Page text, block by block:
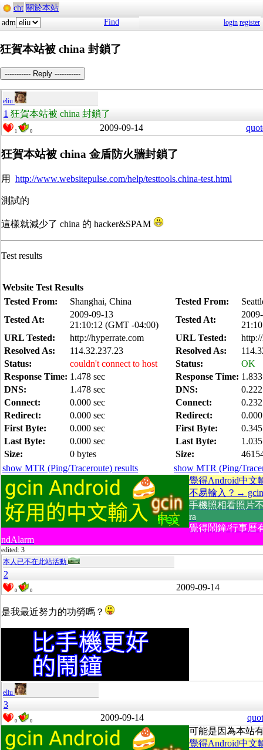
cht 關於本站
adm
Find login register
狂賀本站被 china 封鎖了
----------- Reply -----------
eliu
1 狂賀本站被 china 封鎖了
1 0 2009-09-14
狂賀本站被 china 金盾防火牆封鎖了
用 http://www.websitepulse.com/help/testtools.china-test.html
測試的
這樣就減少了 china 的 hacker&SPAM
Test results
Website Test Results
Tested From:
Shanghai, China
Tested At:
2009-09-13
21:10:12 (GMT -04:00)
URL Tested:
http://hyperrate.com
Resolved As:
114.32.237.23
Status:
couldn't connect to host
Response Time: 1.478 sec
DNS:
1.478 sec
Connect:
0.000 sec
Redirect:
0.000 sec
First Byte:
0.000 sec
Last Byte:
0.000 sec
Size:
0 bytes
Tested From:
Tested At:
URL Tested:
Resolved As:
Status:
OK
Response Time:
DNS:
Connect:
Redirect:
First Byte:
Last Byte:
Size:
show MTR (Ping/Traceroute) results
show MTR (Ping/
覺得Android中文
不易輸入？→
手機照相看照片
ra
覺得鬧鐘/行事
ndAlarm
edited: 3
本人已不在此站活動
2
0 0 2009-09-14
是我最近努力的功勞嗎？
eliu
3
0 0 2009-09-14
可能是因為本站
覺得Android中文